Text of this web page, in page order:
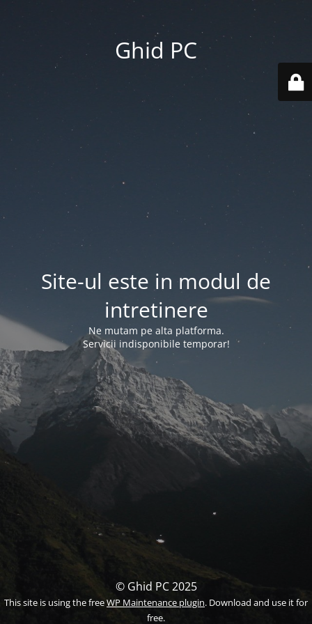
Ghid PC
Site-ul este in modul de
intretinere
Ne mutam pe alta platforma.
Servicii indisponibile temporar!
© Ghid PC 2025
This site is using the freeWP Maintenance plugin. Download and use it for
free.